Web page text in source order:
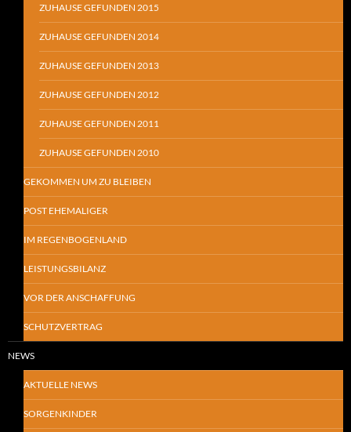
ZUHAUSE GEFUNDEN 2015
ZUHAUSE GEFUNDEN 2014
ZUHAUSE GEFUNDEN 2013
ZUHAUSE GEFUNDEN 2012
ZUHAUSE GEFUNDEN 2011
ZUHAUSE GEFUNDEN 2010
GEKOMMEN UM ZU BLEIBEN
POST EHEMALIGER
IM REGENBOGENLAND
LEISTUNGSBILANZ
VOR DER ANSCHAFFUNG
SCHUTZVERTRAG
NEWS
AKTUELLE NEWS
SORGENKINDER